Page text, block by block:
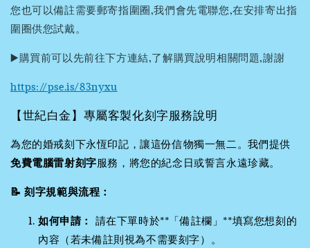
您也可以備註需要郵寄指圍圈,我們會先電聯您,在安排寄出指
圍圈供您試戴。
▶️購買前可以先前往下方連結,了解購買說明相關問題,謝謝
https://pse.is/83nyxu
【世紀白金】專屬客製化刻字服務說明
為您的婚戒刻下永恆印記，讓這份信物獨一無二。我們提供
免費電腦雷射刻字服務，將您的紀念日或誓言永遠珍藏。
📝 刻字規範與流程：
如何申請： 請在下單時於**「備註欄」**填寫您想刻的
內容（若未備註則視為不需要刻字）。